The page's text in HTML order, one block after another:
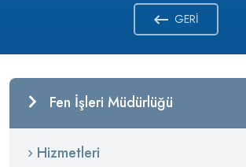
GERI
Fen İşleri Müdürlüğü
Hizmetleri